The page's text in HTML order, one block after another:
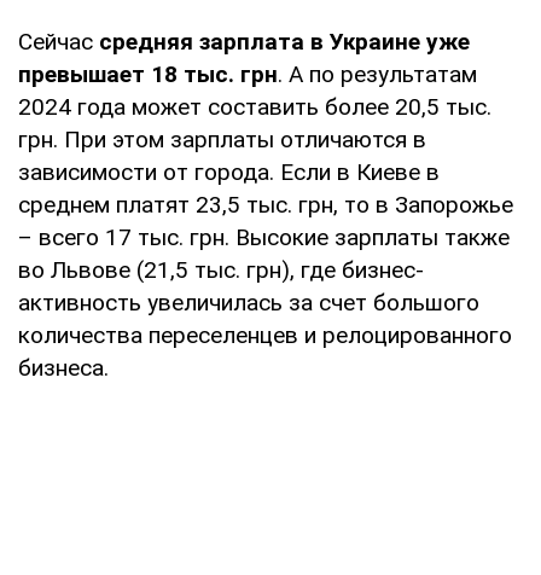
Сейчас средняя зарплата в Украине уже
превышает 18 тыс. грн. А по результатам
2024 года может составить более 20,5 тыс.
грн. При этом зарплаты отличаются в
зависимости от города. Если в Киеве в
среднем платят 23,5 тыс. грн, то в Запорожье
– всего 17 тыс. грн. Высокие зарплаты также
во Львове (21,5 тыс. грн), где бизнес-
активность увеличилась за счет большого
количества переселенцев и релоцированного
бизнеса.